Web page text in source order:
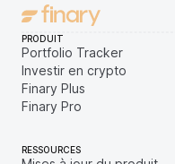
PRODUIT
Portfolio Tracker
Investir en crypto
Finary Plus
Finary Pro
RESSOURCES